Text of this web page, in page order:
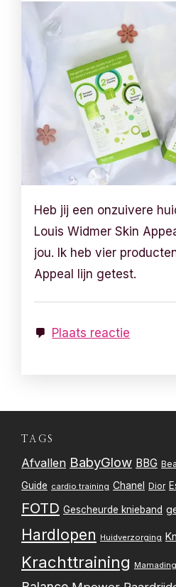
Heb jij een onzuivere
Louis Widmer Skin
jou. Ik heb vier
Appeal lijn getest.
Plaats reactie
TAGS
Afvallen BabyGlow BBG
Guide cardio training Chanel Dior
FOTD Gescheurde knieband
Hardlopen Huidverzorging
Krachttraining